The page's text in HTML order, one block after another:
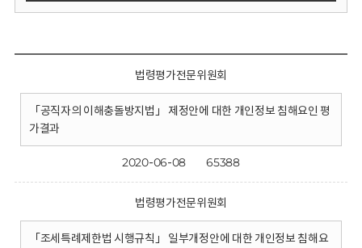
법령평가전문위원회
「공직자의 이해충돌방지법」 제정안에 대한 개인정보 침해요인 평
가결과
2020-06-08 65388
법령평가전문위원회
「조세특례제한법 시행규칙」 일부개정안에 대한 개인정보 침해요